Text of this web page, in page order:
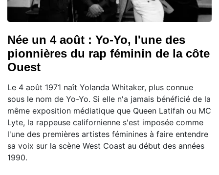
Née un 4 août : Yo-Yo, l'une des
pionnières du rap féminin de la côte
Ouest
Le 4 août 1971 naît Yolanda Whitaker, plus connue
sous le nom de Yo-Yo. Si elle n'a jamais bénéficié de la
même exposition médiatique que Queen Latifah ou MC
Lyte, la rappeuse californienne s'est imposée comme
l'une des premières artistes féminines à faire entendre
sa voix sur la scène West Coast au début des années
1990.